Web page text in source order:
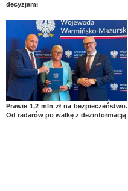
decyzjami
Prawie 1,2 mln zł na bezpieczeństwo.
Od radarów po walkę z dezinformacją